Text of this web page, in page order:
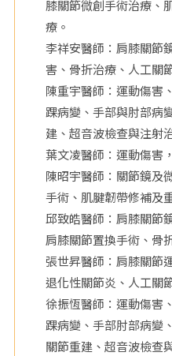
膝關節微創手術治療、
療。
李祥安醫師：肩膝關節
害、骨折治療、人工關
陳重宇醫師：運動傷害
踝病變、手部與肘部病
建、超音波檢查與注射
葉文凌醫師：運動傷害
陳昭宇醫師：關節鏡及
手術、肌腱韌帶修補及
邱致皓醫師：肩膝關節
肩膝關節置換手術、骨
張世昇醫師：肩膝關節
退化性關節炎、人工關
徐振恆醫師：運動傷害
踝病變、手部肘部病變
關節重建、超音波檢查